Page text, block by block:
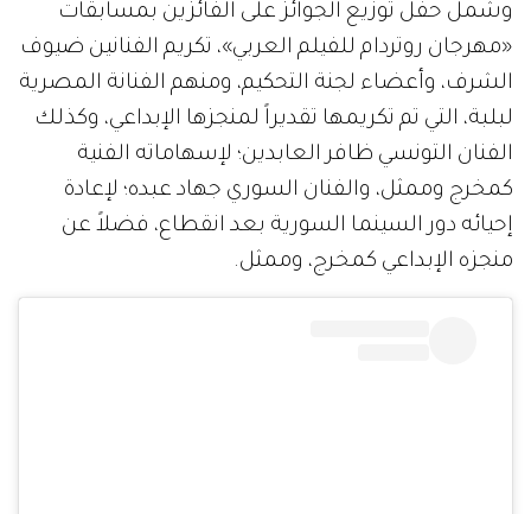
وشمل حفل توزيع الجوائز على الفائزين بمسابقات
«مهرجان روتردام للفيلم العربي»، تكريم الفنانين ضيوف
الشرف، وأعضاء لجنة التحكيم، ومنهم الفنانة المصرية
لبلبة، التي تم تكريمها تقديراً لمنجزها الإبداعي، وكذلك
الفنان التونسي ظافر العابدين؛ لإسهاماته الفنية
كمخرج وممثل، والفنان السوري جهاد عبده؛ لإعادة
إحيائه دور السينما السورية بعد انقطاع، فضلاً عن
منجزه الإبداعي كمخرج، وممثل.